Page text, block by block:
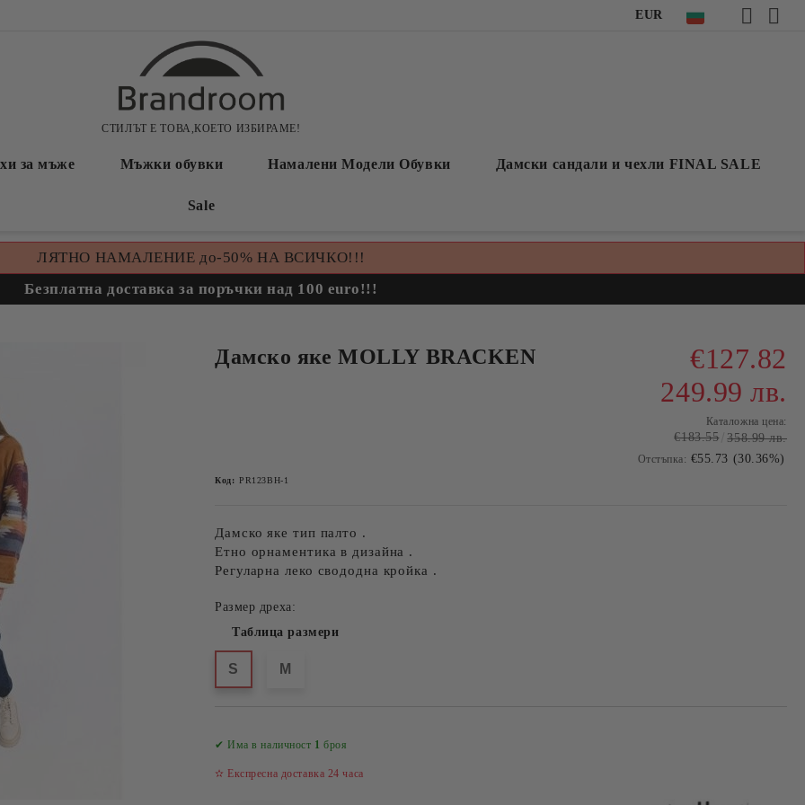
EUR
СТИЛЪТ Е ТОВА,КОЕТО ИЗБИРАМЕ!
за мъже Мъжки обувки Намалени Модели Обувки Дамски сандали и чехли FINAL SALE
Sale
ЛЯТНО НАМАЛЕНИЕ до-50% НА ВСИЧКО!!!
Безплатна доставка за поръчки над 100 euro!!!
Дамско яке MOLLY BRACKEN
€127.82
249.99 лв.
Каталожна цена:
€183.55 358.99 лв.
Отстъпка: €55.73 (30.36%)
Код: PR123BH-1
Дамско яке тип палто .
Етно орнаментика в дизайна .
Регуларна леко свододна кройка .
Размер дреха:
Таблица размери
S M
✔ Има в наличност 1 броя
✫ Експресна доставка 24 часа